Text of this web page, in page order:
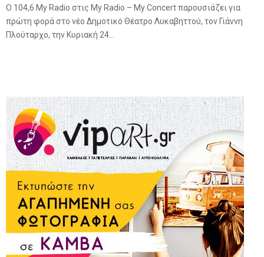
Ο 104,6 My Radio στις Μy Radio – My Concert παρουσιάζει για
πρώτη φορά στο νέο Δημοτικό Θέατρο Λυκαβηττού, τον Γιάννη
Πλούταρχο, την Κυριακή 24...